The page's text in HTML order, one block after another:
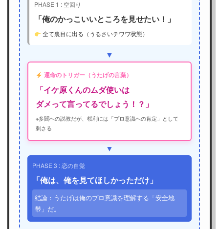
PHASE 1 : 空回り
「俺のかっこいいところを見せたい！」
全て裏目に出る（うるさいチワワ状態）
▼
運命のトリガー（うたげの言葉）
「イケ原くんのムダ使いは
ダメって言ってるでしょう！？」
※多聞への説教だが、桜利には「プロ意識への肯定」として
刺さる
▼
PHASE 3 : 恋の自覚
「俺は、俺を見てほしかっただけ」
結論：うたげは俺のプロ意識を理解する「安全地
帯」だ。